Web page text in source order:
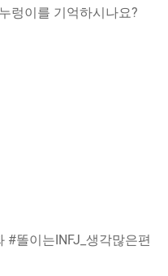
렁이를 기억하시나요?
똘이는INFJ_생각많은편